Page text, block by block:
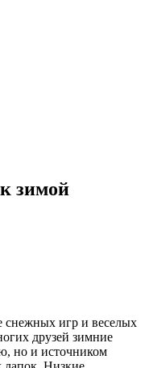
зимой
снежных игр и веселых
друзей зимние
но и источником